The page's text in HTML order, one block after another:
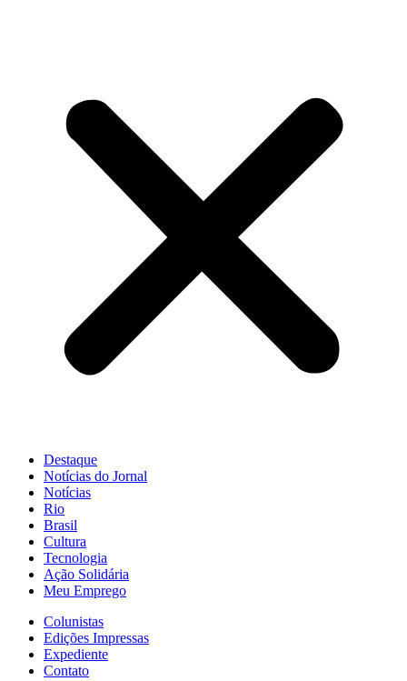
Destaque
Notícias do Jornal
Notícias
Rio
Brasil
Cultura
Tecnologia
Ação Solidária
Meu Emprego
Colunistas
Edições Impressas
Expediente
Contato